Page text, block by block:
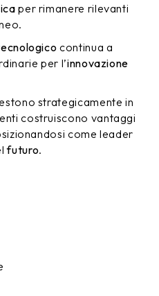
per rimanere rilevanti
continua a
per l’innovazione
strategicamente in
costruiscono vantaggi
come leader
futuro.